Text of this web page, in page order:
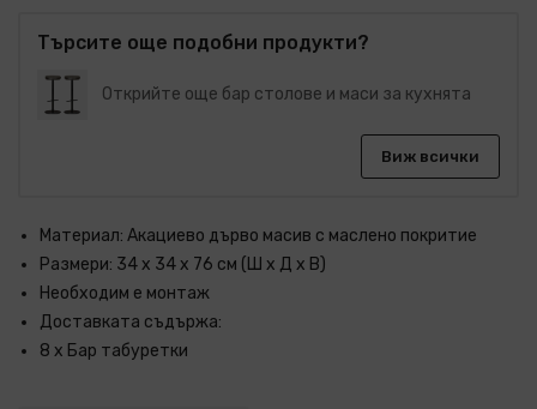
Търсите още подобни продукти?
Открийте още бар столове и маси за кухнята
Виж всички
Материал: Акациево дърво масив с маслено покритие
Размери: 34 x 34 x 76 см (Ш x Д x В)
Необходим е монтаж
Доставката съдържа:
8 x Бар табуретки